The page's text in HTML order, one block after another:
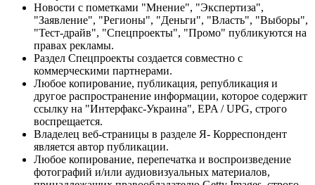
Новости с пометками "Мнение", "Экспертиза",
"Заявление", "Регионы", "Деньги", "Власть", "Выборы",
"Тест-драйв", "Спецпроекты", "Промо" публикуются на
правах рекламы.
Раздел Спецпроекты создается совместно с
коммерческими партнерами.
Любое копирование, публикация, републикация и
другое распространение информации, которое содержит
ссылку на "Интерфакс-Украина", EPA / UPG, строго
воспрещается.
Владелец веб-страницы в разделе Я- Корреспондент
является автор публикации.
Любое копирование, перепечатка и воспроизведение
фотографий и/или аудиовизуальных материалов,